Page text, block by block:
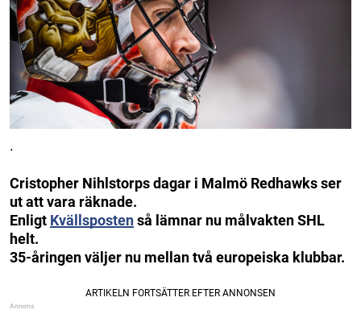
.
Cristopher Nihlstorps dagar i Malmö Redhawks ser
ut att vara räknade.
Enligt Kvällspostenså lämnar nu målvakten SHL
helt.
35-åringen väljer nu mellan två europeiska klubbar.